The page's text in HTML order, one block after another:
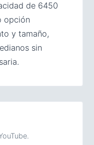
de 6450
opción
y tamaño,
sin